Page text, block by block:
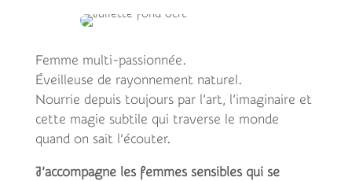
Femme multi-passionnée.
Éveilleuse de rayonnement naturel.
Nourrie depuis toujours par l’art, l’imaginaire et
cette magie subtile qui traverse le monde
quand on sait l’écouter.
J’accompagne les femmes sensibles qui se